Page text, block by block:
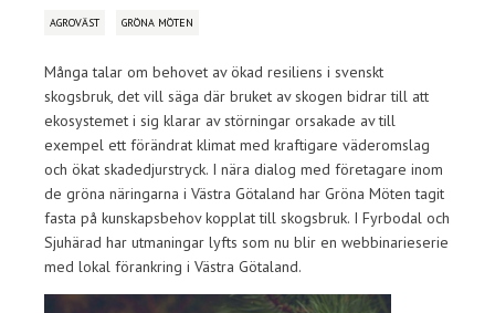
AGROVÄST GRÖNA MÖTEN
Många talar om behovet av ökad resiliens i svenskt
skogsbruk, det vill säga där bruket av skogen bidrar till att
ekosystemet i sig klarar av störningar orsakade av till
exempel ett förändrat klimat med kraftigare väderomslag
och ökat skadedjurstryck. I nära dialog med företagare inom
de gröna näringarna i Västra Götaland har Gröna Möten tagit
fasta på kunskapsbehov kopplat till skogsbruk. I Fyrbodal och
Sjuhärad har utmaningar lyfts som nu blir en webbinarieserie
med lokal förankring i Västra Götaland.